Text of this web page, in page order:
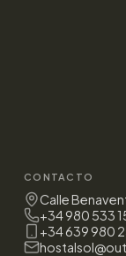
CONTACTO
Calle
+34 980 533
+34 639 980